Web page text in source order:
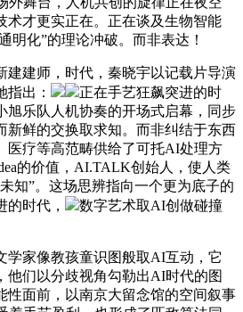
术才更实正在。正在谈及生物智能
明化”的理论冲破。而非表达！
建师，时代，秦晓宇以记载片导演
指出：
正在手艺狂飙突进的时
旭乐队人机协奏的开场式启幕，同步
新鲜的交换取求知。而非纠结于东西
医疗等高范畴供给了可托AI处理方
的价值，AI.TALK创始人，使人类
知”。这场思辨指向一个更为底子的
的时代，
数字艺术取AI创做碰撞
家像教孩童识图般取AI互动，它
他们以分歧视角勾勒出AI时代的图
性面前，以南京大留念馆的空间叙事